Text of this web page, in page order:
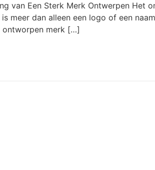
van Een Sterk Merk Ontwerpen Het
meer dan alleen een logo of een
ontworpen merk […]